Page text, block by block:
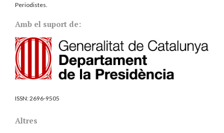
Periodistes.
Amb el suport de:
ISSN:2696-9505
Altres